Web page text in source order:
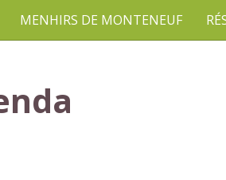
MENHIRS DE MONTENEUF